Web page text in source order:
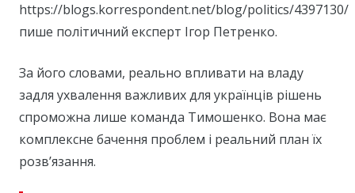
https://blogs.korrespondent.net/blog/politics/4397130/
пише політичний експерт Ігор Петренко.
За його словами, реально впливати на владу
задля ухвалення важливих для українців рішень
спроможна лише команда Тимошенко. Вона має
комплексне бачення проблем і реальний план їх
розв’язання.